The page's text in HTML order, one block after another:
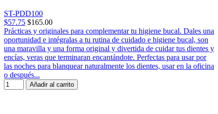
ST-PDD100
$57.75 $165.00
Prácticas y originales para complementar tu higiene bucal. Dales una
oportunidad e intégralas a tu rutina de cuidado e higiene bucal, son
una maravilla y una forma original y divertida de cuidar tus dientes y
encías, veras que terminaran encantándote. Perfectas para usar por
las noches para blanquear naturalmente los dientes, usar en la oficina
o después...
Añadir al carrito